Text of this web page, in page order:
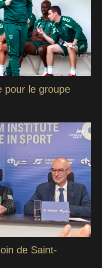
pour le groupe
de Saint-